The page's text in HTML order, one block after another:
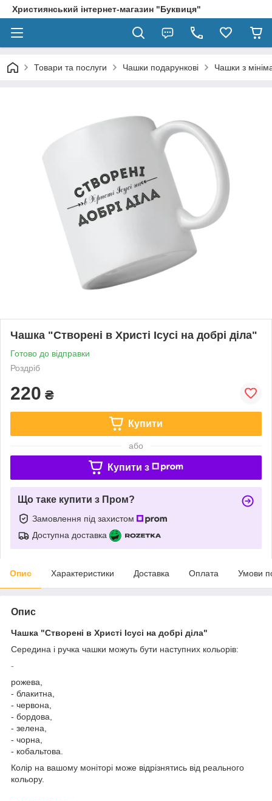
Християнський інтернет-магазин "Буквиця"
Товари та послуги Чашки подарункові Чашки з
Чашка "Створені в Христі Ісусі на добрі діла"
Готово до відправки
Роздріб
220 ₴
Купити
або
Купити з
Що таке купити з Пром?
Замовлення під захистом
Доступна доставка
Опис Характеристики Доставка Оплата Умови
Опис
Чашка "Створені в Христі Ісусі на добрі діла"
Середина і ручка чашки можуть бути наступних кольорів:
-
рожева,
- блакитна,
- червона,
- бордова,
- зелена,
- чорна,
- кобальтова.
Колір на вашому моніторі може відрізнятись від реального
кольору.